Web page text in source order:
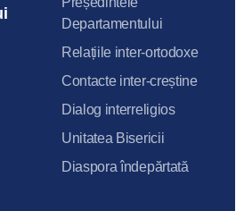
Departamentului
Relațiile inter-ortodoxe
Contacte inter-creștine
Dialog interreligios
Unitatea Bisericii
Diaspora îndepărtată